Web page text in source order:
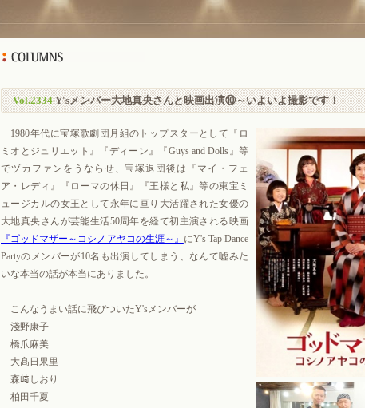
Vol.2334Y'sメンバー大地真央さんと映画出演⑩～いよいよ撮影です！
1980年代に宝塚歌劇団月組のトップスターとして『ロ
ミオとジュリエット』『ディーン』『Guys and Dolls』等
でヅカファンをうならせ、宝塚退団後は『マイ・フェ
ア・レディ』『ローマの休日』『王様と私』等の東宝ミ
ュージカルの女王として永年に亘り大活躍された女優の
大地真央さんが芸能生活50周年を経て初主演される映画
『ゴッドマザー～コシノアヤコの生涯～』 にY's Tap Dance
Partyのメンバーが10名も出演してしまう、なんて嘘みた
いな本当の話が本当にありました。
こんなうまい話に飛びついたY'sメンバーが
淺野康子
橋爪麻美
大髙日果里
森﨑しおり
柏田千夏